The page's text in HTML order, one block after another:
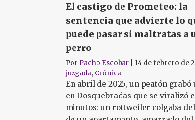
El castigo de Prometeo: la
sentencia que advierte lo
puede pasar si maltratas a
perro
Por Pacho Escobar 14 de febrero de
juzgada, Crónica
En abril de 2025, un peatón grabó
en Dosquebradas que se viralizó
minutos: un rottweiler colgaba